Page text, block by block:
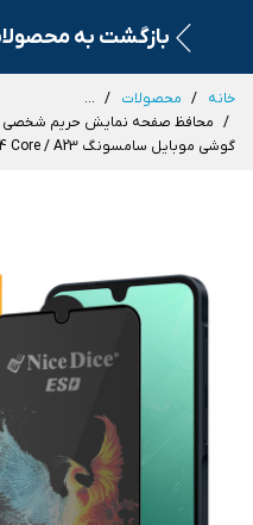
بازگشت به
خانه محصولات
...
گوشی موبایل سامسونگ Galaxy A04 / A04s / A04 Core / A23